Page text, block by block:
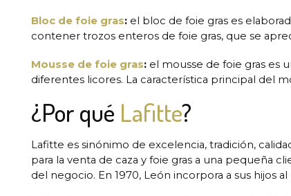
Bloc de foie gras: el bloc de foie gras es
contener trozos enteros de foie gras, que se
Mousse de foie gras: el mousse de foie gras es
diferentes licores. La característica principal del
¿Por qué Lafitte?
Lafitte es sinónimo de excelencia, tradición,
para la venta de caza y foie gras a una pequeña
del negocio. En 1970, León incorpora a sus hijos